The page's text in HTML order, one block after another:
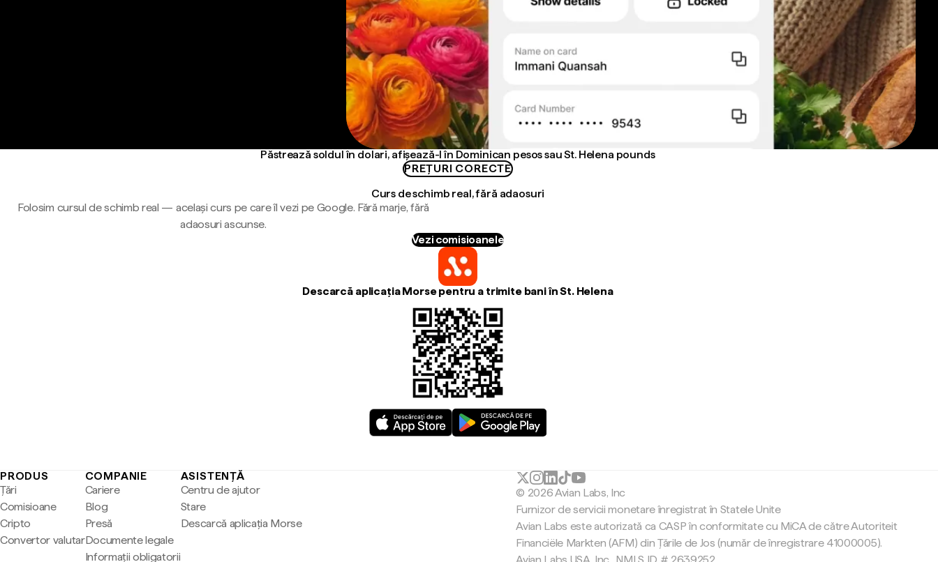
Păstrează soldul în dolari, afișează-l în Dominican pesos sau St. Helena pounds
PREȚURI CORECTE
Curs de schimb real, fără adaosuri
Folosim cursul de schimb real — același curs pe care îl vezi pe Google. Fără marje, fără
adaosuri ascunse.
Vezi comisioanele
Descarcă aplicația Morse pentru a trimite bani în St. Helena
PRODUS
Țări
Comisioane
Cripto
Convertor valutar
COMPANIE
Cariere
Blog
Presă
Documente legale
Informații obligatorii
ASISTENȚĂ
Centru de ajutor
Stare
Descarcă aplicația Morse
© 2026 Avian Labs, Inc
Furnizor de servicii monetare înregistrat în Statele Unite
Avian Labs este autorizată ca CASP în conformitate cu MiCA de către Autoriteit
Financiële Markten (AFM) din Țările de Jos (număr de înregistrare 41000005).